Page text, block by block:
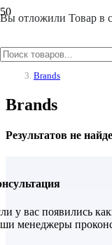
Вы отложили Товар в
Главная
/
Brands
Brands
Результатов не
у вас появились
менеджеры